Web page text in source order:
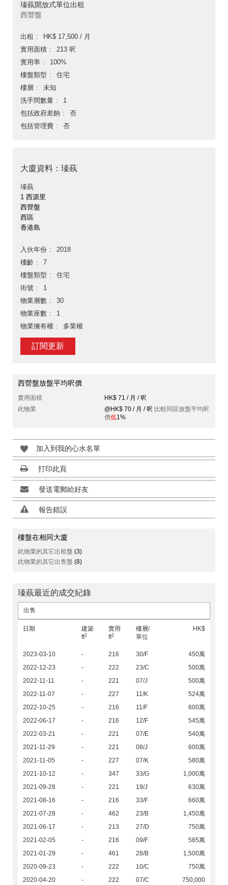
瑧蓺開放式單位出租
西營盤
出租
HK$ 17,500 / 月
實用面積
213 呎
實用率
100%
樓盤類型
住宅
樓層
未知
洗手間數量
1
包括政府差餉
否
包括管理費
否
大廈資料：瑧蓺
瑧蓺
1 西源里
西營盤
西區
香港島
入伙年份
2018
樓齡
7
樓盤類型
住宅
街號
1
物業層數
30
物業座數
1
物業擁有權
多業權
訂閱更新
西營盤放盤平均呎價
實用面積
HK$ 71 / 月 / 呎
此物業
@HK$ 70 / 月 / 呎 比較同區放盤平均呎
價低1%
加入到我的心水名單
打印此頁
發送電郵給好友
報告錯誤
樓盤在相同大廈
此物業的其它出租盤 (3)
此物業的其它出售盤 (8)
瑧蓺最近的成交紀錄
出售
日期
建築
ft2
實用
ft2
樓層/
單位
HK$
2023-03-10 - 216 30/F
450萬
2022-12-23
- 222 23/C
500萬
2022-11-11
- 221 07/J
500萬
2022-11-07
- 227 11/K
524萬
2022-10-25
- 216 11/F
600萬
2022-06-17
- 216 12/F
545萬
2022-03-21
- 221 07/E
540萬
2021-11-29
- 221 08/J
600萬
2021-11-05
- 227 07/K
580萬
2021-10-12
- 347 33/G
1,000萬
2021-09-28
- 221 19/J
630萬
2021-08-16
- 216 33/F
660萬
2021-07-28
- 462 23/B
1,450萬
2021-06-17
- 213 27/D
750萬
2021-02-05
- 216 09/F
585萬
2021-01-29
- 461 28/B
1,500萬
2020-09-23
- 222 10/C
750萬
2020-04-20
- 222 07/C 750,000